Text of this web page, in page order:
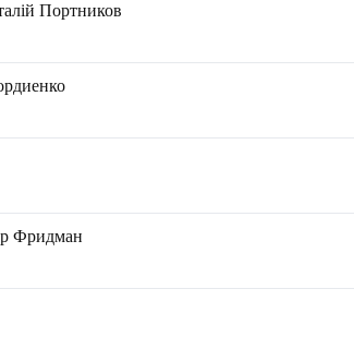
Портников
Фридман